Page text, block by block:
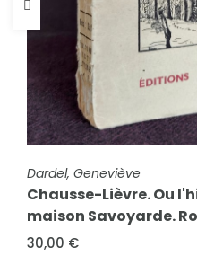
FICHE COMPLÈTE
Dardel, Geneviève
Chausse-Lièvre. Ou
maison Savoyarde.
30,00 €
FICHE COMPLÈTE
Nouvelles lettres de